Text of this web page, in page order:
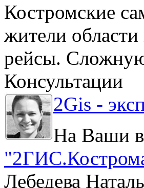
Костромские
жители
рейсы.
Консультации
2Gis -
На Ваши
Лебедева